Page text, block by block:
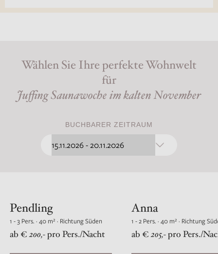
Wählen Sie Ihre perfekte Wohnwelt
für
Juffing Saunawoche im kalten November
BUCHBARER ZEITRAUM
Pendling
1 - 3 Pers. · 40 m² · Richtung Süden
ab €200,-pro Pers./Nacht
Anna
1 - 2 Pers. · 40 m² · Richtung
ab €205,-pro Pers./